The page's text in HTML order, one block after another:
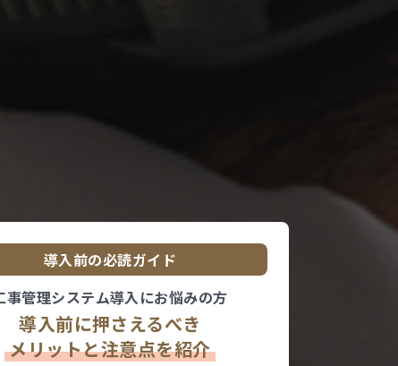
導入前の必読ガイド
事管理システム導入にお悩みの方
導入前に押さえるべき
メリットと注意点を紹介